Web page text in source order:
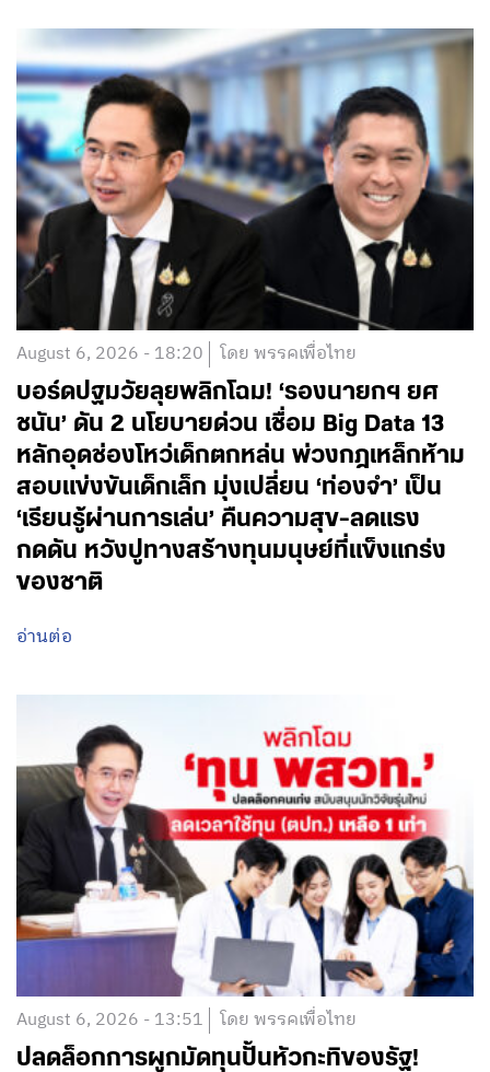
August 6, 2026 - 18:20 โดย พรรคเพื่อไทย
บอร์ดปฐมวัยลุยพลิกโฉม! ‘รองนายกฯ ยศ
ชนัน’ ดัน 2 นโยบายด่วน เชื่อม Big Data 13
หลักอุดช่องโหว่เด็กตกหล่น พ่วงกฎเหล็กห้าม
สอบแข่งขันเด็กเล็ก มุ่งเปลี่ยน ‘ท่องจำ’ เป็น
‘เรียนรู้ผ่านการเล่น’ คืนความสุข-ลดแรง
กดดัน หวังปูทางสร้างทุนมนุษย์ที่แข็งแกร่ง
ของชาติ
อ่านต่อ
August 6, 2026 - 13:51 โดย พรรคเพื่อไทย
ปลดล็อกการผูกมัดทุนปั้นหัวกะทิของรัฐ!